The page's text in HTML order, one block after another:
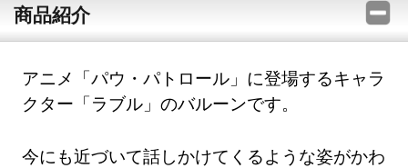
商品紹介
アニメ「パウ・パトロール」に登場するキャラ
クター「ラブル」のバルーンです。
今にも近づいて話しかけてくるような姿がかわ